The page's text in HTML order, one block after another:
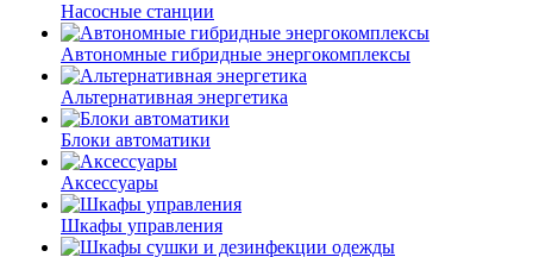
Насосные станции
Автономные гибридные энергокомплексы
Альтернативная энергетика
Блоки автоматики
Аксессуары
Шкафы управления